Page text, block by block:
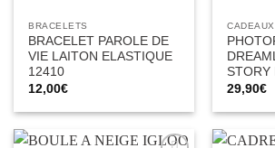
BRACELETS
BRACELET PAROLE DE
VIE LAITON ELASTIQUE
12410
12,00€
CADEAUX
STORY
29,90€